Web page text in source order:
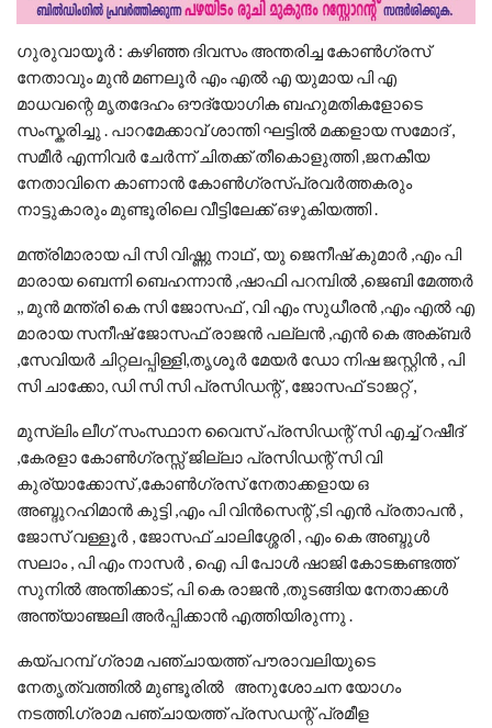
ഗുരുവായൂർ : കഴിഞ്ഞ ദിവസം അന്തരിച്ച കോൺഗ്രസ്
നേതാവും മുൻ മണലൂർ എം എൽ എ യുമായ പി എ
മാധവന്റെ മൃതദേഹം ഔദ്യോഗിക ബഹുമതികളോടെ
സംസ്കരിച്ചു . പാറമേക്കാവ് ശാന്തി ഘട്ടിൽ മക്കളായ സമോദ് ,
സമീർ എന്നിവർ ചേർന്ന് ചിതക്ക് തീകൊളുത്തി ,ജനകീയ
നേതാവിനെ കാണാൻ കോൺഗ്രസ്പ്രവർത്തകരും
നാട്ടുകാരും മുണ്ടൂരിലെ വീട്ടിലേക്ക് ഒഴുകിയത്തി .
മന്ത്രിമാരായ പി സി വിഷ്ണു നാഥ്‌ , യു ജെനീഷ് കുമാർ ,എം പി
മാരായ ബെന്നി ബെഹന്നാൻ ,ഷാഫി പറമ്പിൽ ,ജെബി മേത്തർ
,, മുൻ മന്ത്രി കെ സി ജോസഫ് , വി എം സുധീരൻ ,എം എൽ എ
മാരായ സനീഷ് ജോസഫ് രാജൻ പല്ലൻ ,എൻ കെ അക്ബർ
,സേവിയർ ചിറ്റലപ്പിള്ളി,തൃശൂർ മേയർ ഡോ നിഷ ജസ്റ്റിൻ , പി
സി ചാക്കോ, ഡി സി സി പ്രസിഡന്റ് , ജോസഫ് ടാജറ്റ് ,
മുസ്ലിം ലീഗ് സംസ്ഥാന വൈസ് പ്രസിഡന്റ് സി എച്ച് റഷീദ്
,കേരളാ കോൺഗ്രസ്സ് ജില്ലാ പ്രസിഡന്റ് സി വി
കുര്യാക്കോസ് ,കോൺഗ്രസ് നേതാക്കളായ ഒ
അബ്ദുറഹിമാൻ കുട്ടി ,എം പി വിൻസെന്റ് ,ടി എൻ പ്രതാപൻ ,
ജോസ് വള്ളൂർ , ജോസഫ് ചാലിശ്ശേരി , എം കെ അബ്ദുൾ
സലാം , പി എം നാസർ , ഐ പി പോൾ ഷാജി കോടങ്കണ്ടത്ത്
സുനിൽ അന്തിക്കാട്, പി കെ രാജൻ ,തുടങ്ങിയ നേതാക്കൾ
അന്ത്യാഞ്ജലി അർപ്പിക്കാൻ എത്തിയിരുന്നു .
കയ്പറമ്പ് ഗ്രാമ പഞ്ചായത്ത് പൗരാവലിയുടെ
നേതൃത്വത്തിൽ മുണ്ടൂരിൽ അനുശോചന യോഗം
നടത്തി.ഗ്രാമ പഞ്ചായത്ത് പ്രസഡന്റ് പ്രമീള